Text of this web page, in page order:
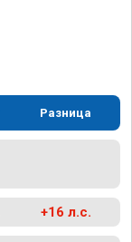
Разница
+16 л.с.